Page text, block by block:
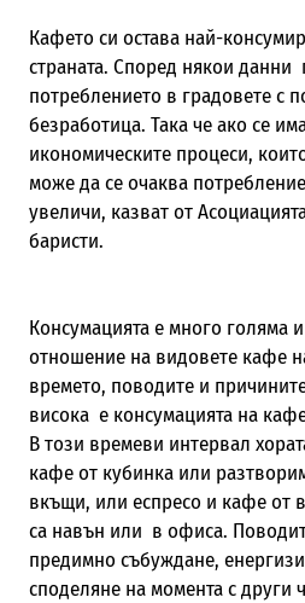
Кафето си остава най-
страната. Според някои данни
потреблението в градовете с
безработица. Така че ако се
икономическите процеси,
може да се очаква
увеличи, казват от
баристи.
Консумацията е много голяма
отношение на видовете кафе
времето, поводите и
висока е консумацията на
В този времеви интервал
кафе от кубинка или
вкъщи, или еспресо и кафе от
са навън или в офиса.
предимно събуждане,
споделяне на момента с други